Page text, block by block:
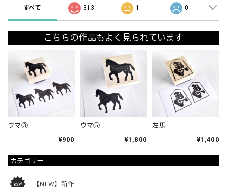
カテゴリー
【NEW】新作
すべて 313 1 0
こちらの作品もよく見られています
ウマ③
¥900
ウマ⑤
¥1,800
左馬
¥1,400